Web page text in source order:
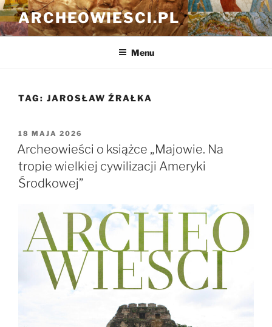
Przejdź
do
treści
ARCHEOWIESCI.PL
Menu
TAG: JAROSŁAW ŹRAŁKA
OPUBLIKOWANE
W
18 MAJA 2026
Archeowieści o książce „Majowie. Na
tropie wielkiej cywilizacji Ameryki
Środkowej”